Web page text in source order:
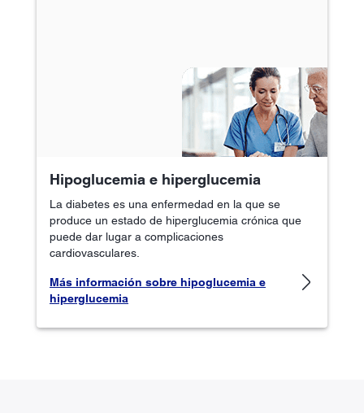
Hipoglucemia e hiperglucemia
La diabetes es una enfermedad en la que se
produce un estado de hiperglucemia crónica que
puede dar lugar a complicaciones
cardiovasculares.
Más información sobre hipoglucemia e
hiperglucemia